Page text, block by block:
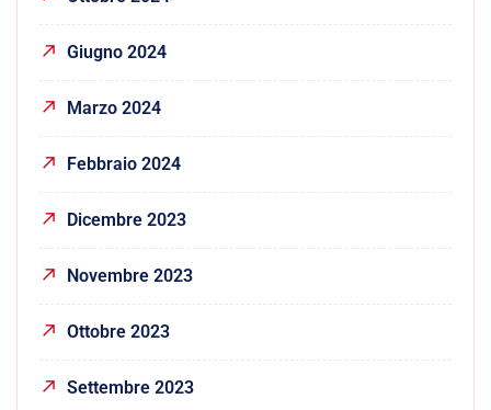
Giugno 2024
Marzo 2024
Febbraio 2024
Dicembre 2023
Novembre 2023
Ottobre 2023
Settembre 2023